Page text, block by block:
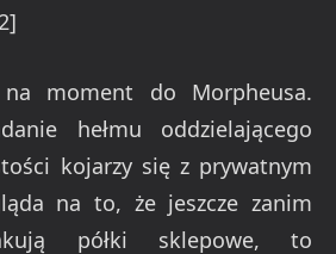
moment do Morpheusa.
hełmu oddzielającego
kojarzy się z prywatnym
na to, że jeszcze zanim
półki sklepowe, to